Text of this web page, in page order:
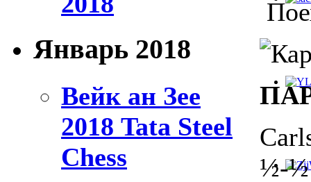
Январь 2018
Вейк ан Зее
2018 Tata Steel
Chess
½-½